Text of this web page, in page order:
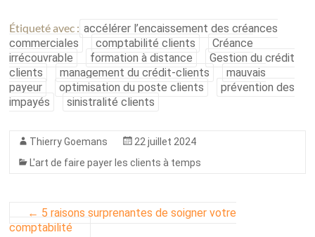
Étiqueté avec : accélérer l’encaissement des créances
commerciales
comptabilité clients
Créance
irrécouvrable
formation à distance
Gestion du crédit
clients
management du crédit-clients
mauvais
payeur
optimisation du poste clients
prévention des
impayés
sinistralité clients
Thierry Goemans
22 juillet 2024
L'art de faire payer les clients à temps
← 5 raisons surprenantes de soigner votre
comptabilité